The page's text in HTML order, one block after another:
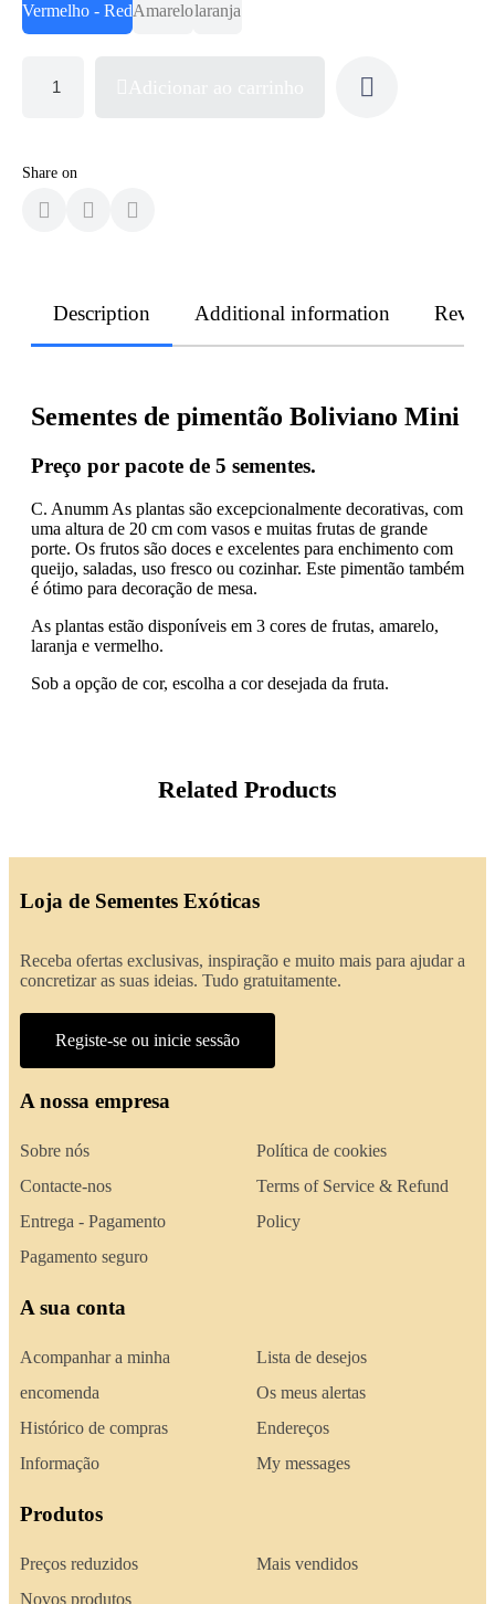
Vermelho - RedAmarelolaranja
Share on
Description Additional information
Sementes de pimentão Boliviano Mini
Preço por pacote de 5 sementes.
C. Anumm As plantas são excepcionalmente decorativas, com
uma altura de 20 cm com vasos e muitas frutas de grande
porte. Os frutos são doces e excelentes para enchimento com
queijo, saladas, uso fresco ou cozinhar. Este pimentão também
é ótimo para decoração de mesa.
As plantas estão disponíveis em 3 cores de frutas, amarelo,
laranja e vermelho.
Sob a opção de cor, escolha a cor desejada da fruta.
Related Products
Loja de Sementes Exóticas
Receba ofertas exclusivas, inspiração e muito mais para ajudar a
concretizar as suas ideias. Tudo gratuitamente.
Registe-se ou inicie sessão
A nossa empresa
Sobre nós
Contacte-nos
Entrega - Pagamento
Pagamento seguro
Política de cookies
Terms of Service & Refund
Policy
A sua conta
Acompanhar a minha
encomenda
Histórico de compras
Informação
Lista de desejos
Os meus alertas
Endereços
My messages
Produtos
Preços reduzidos
Novos produtos
Mais vendidos